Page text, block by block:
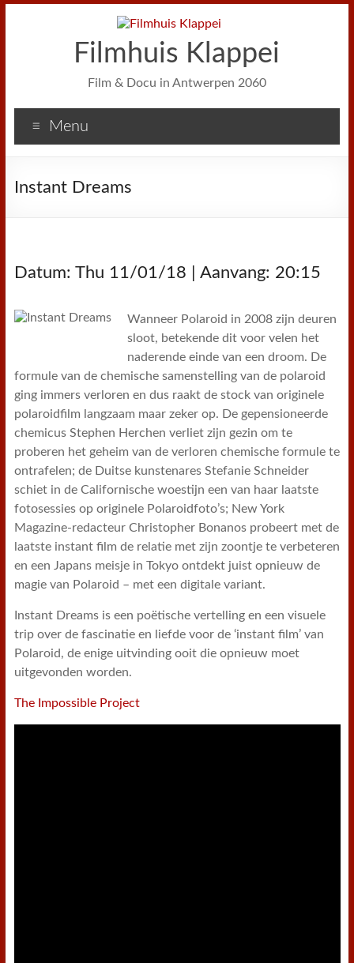
Filmhuis Klappei
Film & Docu in Antwerpen 2060
Menu
Instant Dreams
Datum: Thu 11/01/18 | Aanvang: 20:15
Wanneer Polaroid in 2008 zijn deuren
sloot, betekende dit voor velen het
naderende einde van een droom. De
formule van de chemische samenstelling van de polaroid
ging immers verloren en dus raakt de stock van originele
polaroidfilm langzaam maar zeker op. De gepensioneerde
chemicus Stephen Herchen verliet zijn gezin om te
proberen het geheim van de verloren chemische formule te
ontrafelen; de Duitse kunstenares Stefanie Schneider
schiet in de Californische woestijn een van haar laatste
fotosessies op originele Polaroidfoto’s; New York
Magazine-redacteur Christopher Bonanos probeert met de
laatste instant film de relatie met zijn zoontje te verbeteren
en een Japans meisje in Tokyo ontdekt juist opnieuw de
magie van Polaroid – met een digitale variant.
Instant Dreams is een poëtische vertelling en een visuele
trip over de fascinatie en liefde voor de ‘instant film’ van
Polaroid, de enige uitvinding ooit die opnieuw moet
uitgevonden worden.
The Impossible Project